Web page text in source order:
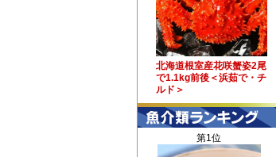
北海道根室産花咲蟹姿2尾
で1.1kg前後＜浜茹で・チ
ルド＞
第1位